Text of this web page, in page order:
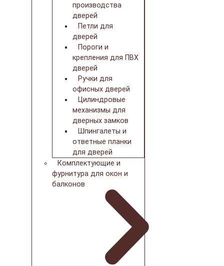
производства
дверей
Петли для
дверей
Пороги и
крепления для ПВХ
дверей
Ручки для
офисных дверей
Цилиндровые
механизмы для
дверных замков
Шпингалеты и
ответные планки
для дверей
Комплектующие и
фурнитура для окон и
балконов